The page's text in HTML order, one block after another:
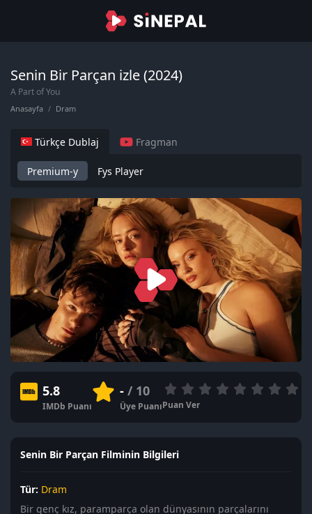
Senin Bir Parçan izle (2024)
A Part of You
Anasayfa Dram
Türkçe Dublaj Fragman
Premium-y Fys Player
5.8
IMDb Puanı
-/ 10
Üye PuanıPuan Ver
Senin Bir Parçan Filminin Bilgileri
Tür: Dram
Bir genç kız, paramparça olan dünyasının parçalarını